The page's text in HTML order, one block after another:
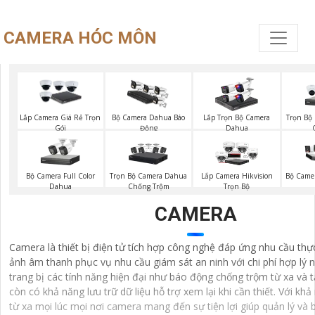
CAMERA HÓC MÔN
Lắp Camera Giá Rẻ Trọn
Gói
Bộ Camera Dahua Báo
Động
Lắp Trọn Bộ Camera
Dahua
Trọn Bộ
Bộ Camera Full Color
Dahua
Trọn Bộ Camera Dahua
Chống Trộm
Lắp Camera Hikvision
Trọn Bộ
Bộ
CAMERA
Camera là thiết bị điện tử tích hợp công nghệ đáp ứng nhu cầu
ảnh âm thanh phục vụ nhu cầu giám sát an ninh với chi phí hợp lý
trang bị các tính năng hiện đại như báo động chống trộm từ xa và
còn có khả năng lưu trữ dữ liệu hỗ trợ xem lại khi cần thiết. Với
từ xa mọi lúc mọi nơi camera mang đến sự tiện lợi giúp quản lý và